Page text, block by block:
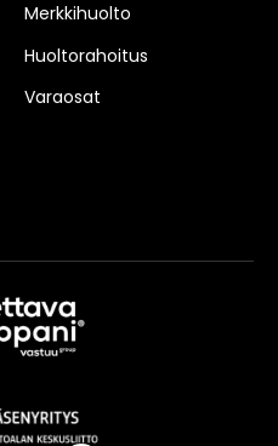
Merkkihuolto
Huoltorahoitus
Varaosat